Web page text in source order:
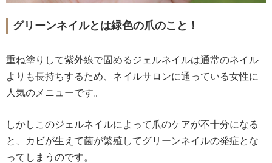
グリーンネイルとは緑色の爪のこと！
重ね塗りして紫外線で固めるジェルネイルは通常のネイル
よりも長持ちするため、ネイルサロンに通っている女性に
人気のメニューです。
しかしこのジェルネイルによって爪のケアが不十分になる
と、カビが生えて菌が繁殖してグリーンネイルの発症とな
ってしまうのです。